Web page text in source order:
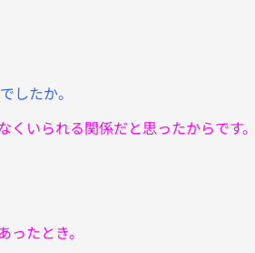
したか。
くいられる関係だと思ったからです
たとき。